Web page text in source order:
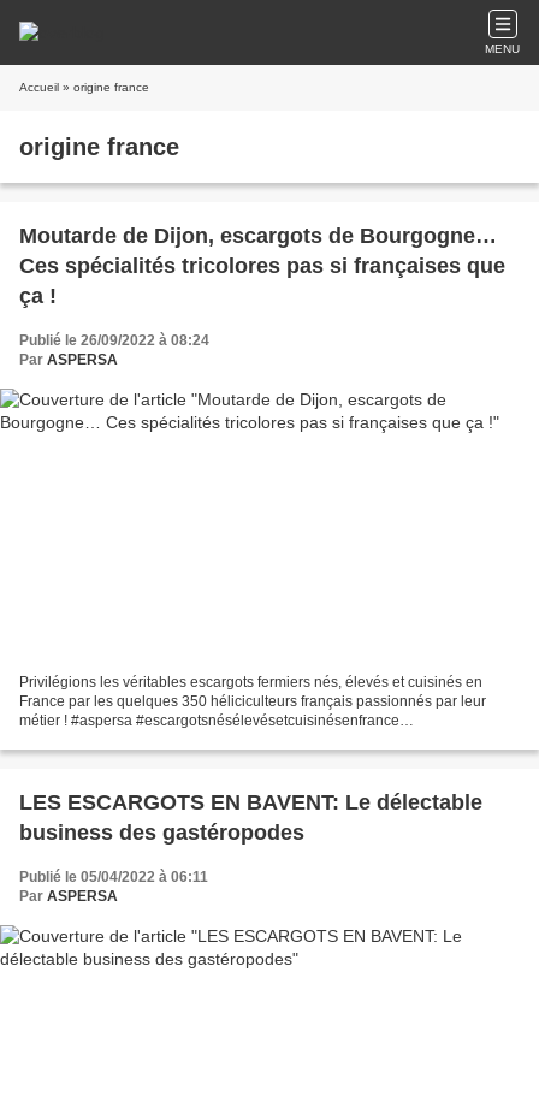
MENU
Accueil » origine france
origine france
Moutarde de Dijon, escargots de Bourgogne…
Ces spécialités tricolores pas si françaises que
ça !
Publié le 26/09/2022 à 08:24
Par ASPERSA
Privilégions les véritables escargots fermiers nés, élevés et cuisinés en
France par les quelques 350 héliciculteurs français passionnés par leur
métier ! #aspersa #escargotsnésélevésetcuisinésenfrance
LES ESCARGOTS EN BAVENT: Le délectable
business des gastéropodes
Publié le 05/04/2022 à 06:11
Par ASPERSA